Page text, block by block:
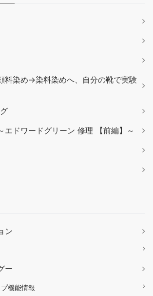
料染め→染料染めへ、自分の靴で実験
ドワードグリーン 修理 【前編】～
ン
ー
機能情報